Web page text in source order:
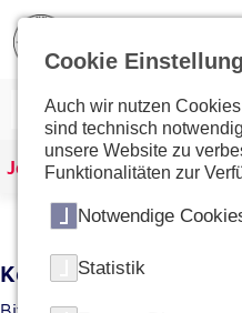
Johanniter Österreich
Kein Kurs mit dieser
Cookie
Auch wir nutzen
sind technisch
unsere Website zu
Funktionalitäten zur
Notwendige
Statistik